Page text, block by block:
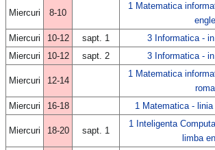
Miercuri 8-10
1 Matematica
Miercuri
10-12 sapt. 1
3 Informatica -
Miercuri
10-12 sapt. 2 3 Informatica -
Miercuri 12-14
1 Matematica
Miercuri
16-18 1 Matematica -
Miercuri 18-20 sapt. 1
1 Inteligenta
limba